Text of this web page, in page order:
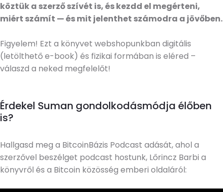
köztük a szerző szívét is, és kezdd el megérteni,
miért számít — és mit jelenthet számodra a jövőben.
Figyelem! Ezt a könyvet webshopunkban digitális
(letölthető e-book) és fizikai formában is eléred –
válaszd a neked megfelelőt!
Érdekel Suman gondolkodásmódja élőben
is?
Hallgasd meg a BitcoinBázis Podcast adását, ahol a
szerzővel beszélget podcast hostunk, Lőrincz Barbi a
könyvről és a Bitcoin közösség emberi oldaláról: